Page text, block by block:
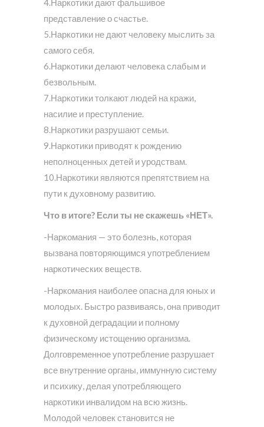
представление о счастье.
5.Наркотики не дают человеку мыслить за
самого себя.
6.Наркотики делают человека слабым и
безвольным.
7.Наркотики толкают людей на кражи,
насилие и преступление.
8.Наркотики разрушают семьи.
9.Наркотики приводят к рождению
неполноценных детей и уродствам.
10.Наркотики являются препятствием на
пути к духовному развитию.
Что в итоге? Если ты не скажешь «НЕТ».
-Наркомания — это болезнь, которая
вызвана повторяющимся употреблением
наркотических веществ.
-Наркомания наиболее опасна для юных и
молодых. Быстро развиваясь, она приводит
к духовной деградации и полному
физическому истощению организма.
Долговременное употребление разрушает
все внутренние органы, иммунную систему
и психику, делая употребляющего
наркотики инвалидом на всю жизнь.
Молодой человек становится не